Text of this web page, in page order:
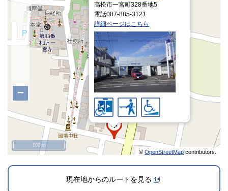
高松市一宮町328番地5
電話087-885-3121
詳細ページはこちら
−
©OpenStreetMap contributors.
100 m
現在地からのルートを見る